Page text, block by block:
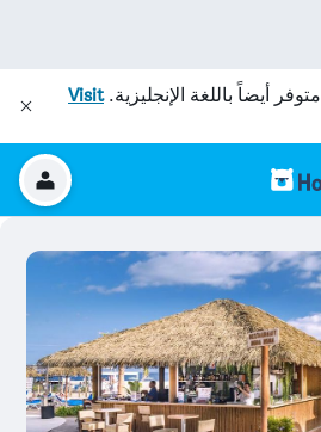
متوفر أيضاً باللغة الإنجليزية.Visit